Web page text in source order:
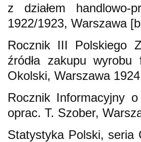
z działem handlowo-
1922/1923, Warszawa
Rocznik III Polskiego
źródła zakupu
Okolski, Warszawa
Rocznik Informacyjny
oprac. T. Szober,
Statystyka Polski, seria